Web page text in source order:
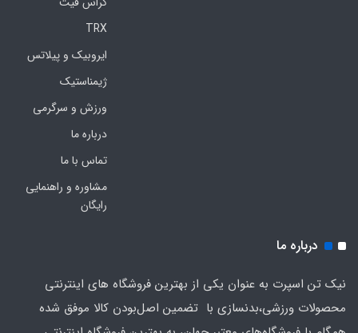
TRX
ایروبیک و پیلاتس
ژیمناستیک
ورزش و سرگرمی
درباره ما
تماس با ما
مشاوره و راهنمایی
رایگان
درباره ما
نیک تن اسپرت به عنوان یکی از بهترین فروشگاه های اینترنتی
محصولات ورزشی،بدنسازی با تضمین اصل‌بودن کالا موفق شده